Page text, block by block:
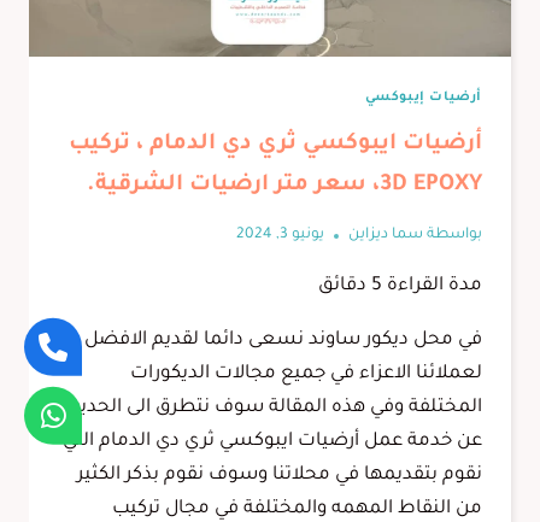
أرضيات إيبوكسي
أرضيات ايبوكسي ثري دي الدمام ، تركيب
3D EPOXY، سعر متر ارضيات الشرقية.
بواسطة سما ديزاين يونيو 3, 2024
مدة القراءة دقائق
في محل ديكور ساوند نسعى دائما لقديم الافضل
لعملائنا الاعزاء في جميع مجالات الديكورات
المختلفة وفي هذه المقالة سوف نتطرق الى الحديث
عن خدمة عمل أرضيات ايبوكسي ثري دي الدمام التي
نقوم بتقديمها في محلاتنا وسوف نقوم بذكر الكثير
من النقاط المهمه والمختلفة في مجال تركيب